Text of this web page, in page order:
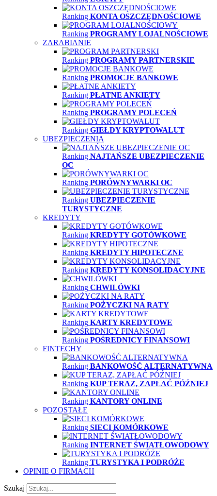
Ranking KONTA OSZCZĘDNOŚCIOWE
Ranking PROGRAMY LOJALNOŚCIOWE
ZARABIANIE
Ranking PROGRAMY PARTNERSKIE
Ranking PROMOCJE BANKOWE
Ranking PŁATNE ANKIETY
Ranking PROGRAMY POLECEŃ
Ranking GIEŁDY KRYPTOWALUT
UBEZPIECZENIA
Ranking NAJTAŃSZE UBEZPIECZENIE
OC
Ranking PORÓWNYWARKI OC
Ranking UBEZPIECZENIE
TURYSTYCZNE
KREDYTY
Ranking KREDYTY GOTÓWKOWE
Ranking KREDYTY HIPOTECZNE
Ranking KREDYTY KONSOLIDACYJNE
Ranking CHWILÓWKI
Ranking POŻYCZKI NA RATY
Ranking KARTY KREDYTOWE
Ranking POŚREDNICY FINANSOWI
FINTECHY
Ranking BANKOWOŚĆ ALTERNATYWNA
Ranking KUP TERAZ, ZAPŁAĆ PÓŹNIEJ
Ranking KANTORY ONLINE
POZOSTAŁE
Ranking SIECI KOMÓRKOWE
Ranking INTERNET ŚWIATŁOWODOWY
Ranking TURYSTYKA I PODRÓŻE
OPINIE O FIRMACH
Szukaj